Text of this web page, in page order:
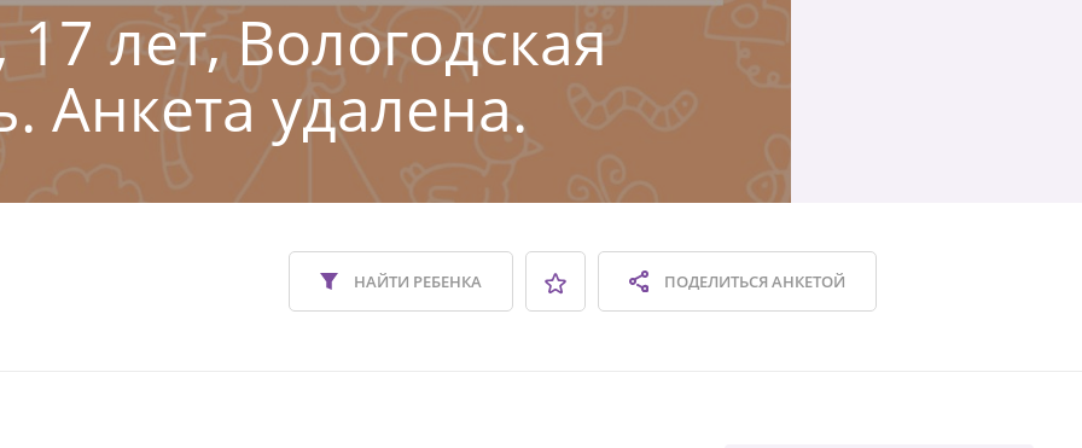
лет, Вологодская
Анкета удалена.
ПОДЕЛИТЬСЯАНКЕТОЙ
НАЙТИ РЕБЕНКА